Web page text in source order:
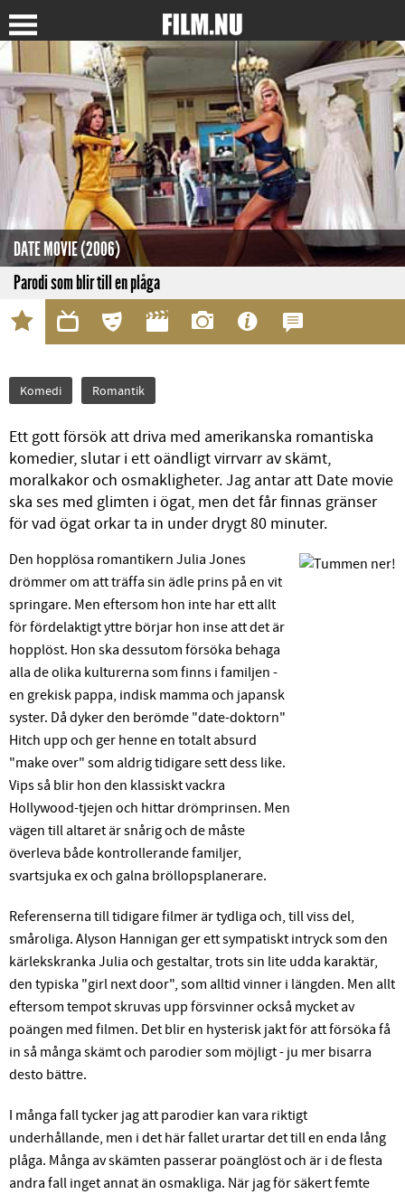
DATE MOVIE (2006)
Parodi som blir till en plåga
Komedi Romantik
Ett gott försök att driva med amerikanska romantiska
komedier, slutar i ett oändligt virrvarr av skämt,
moralkakor och osmakligheter. Jag antar att Date movie
ska ses med glimten i ögat, men det får finnas gränser
för vad ögat orkar ta in under drygt 80 minuter.
Den hopplösa romantikern Julia Jones
drömmer om att träffa sin ädle prins på en vit
springare. Men eftersom hon inte har ett allt
för fördelaktigt yttre börjar hon inse att det är
hopplöst. Hon ska dessutom försöka behaga
alla de olika kulturerna som finns i familjen -
en grekisk pappa, indisk mamma och japansk
syster. Då dyker den berömde "date-doktorn"
Hitch upp och ger henne en totalt absurd
"make over" som aldrig tidigare sett dess like.
Vips så blir hon den klassiskt vackra
Hollywood-tjejen och hittar drömprinsen. Men
vägen till altaret är snårig och de måste
överleva både kontrollerande familjer,
svartsjuka ex och galna bröllopsplanerare.
Referenserna till tidigare filmer är tydliga och, till viss del,
småroliga. Alyson Hannigan ger ett sympatiskt intryck som den
kärlekskranka Julia och gestaltar, trots sin lite udda karaktär,
den typiska "girl next door", som alltid vinner i längden. Men allt
eftersom tempot skruvas upp försvinner också mycket av
poängen med filmen. Det blir en hysterisk jakt för att försöka få
in så många skämt och parodier som möjligt - ju mer bisarra
desto bättre.
I många fall tycker jag att parodier kan vara riktigt
underhållande, men i det här fallet urartar det till en enda lång
plåga. Många av skämten passerar poänglöst och är i de flesta
andra fall inget annat än osmakliga. När jag för säkert femte